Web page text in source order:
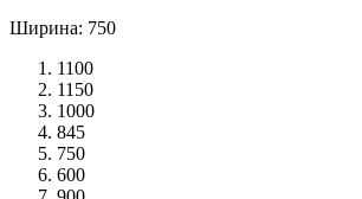
Ширина: 750
1100
1150
1000
845
750
600